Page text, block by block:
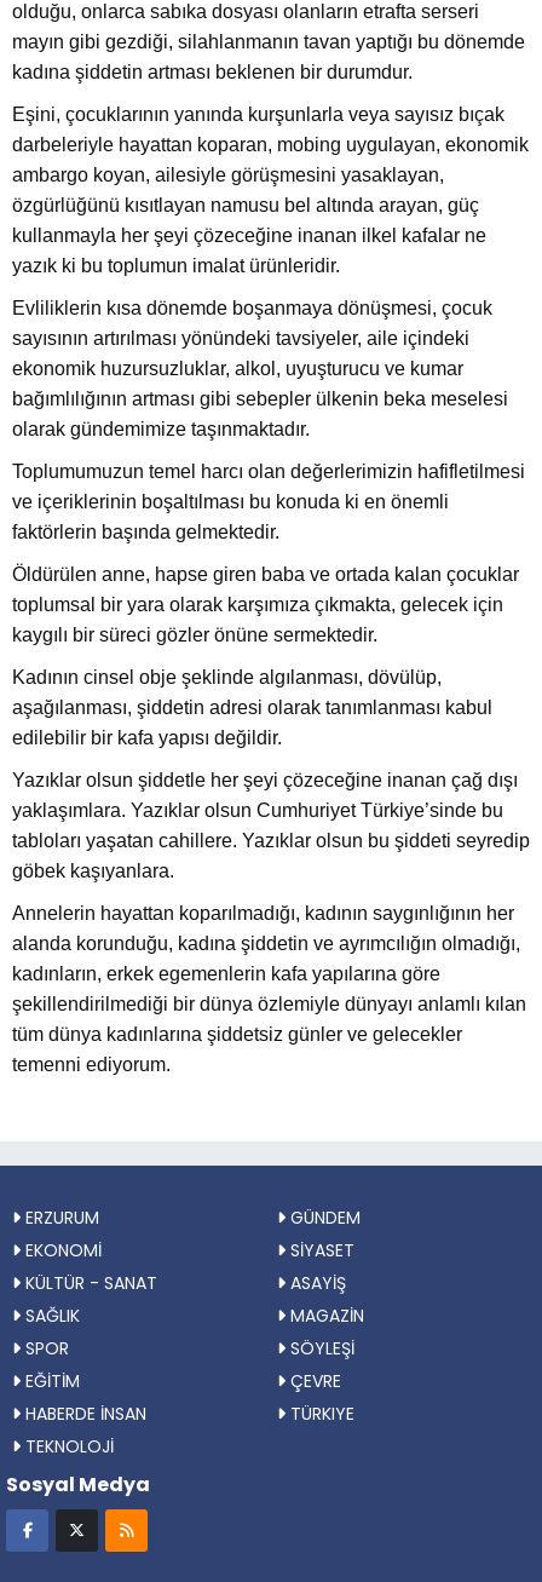
olduğu, onlarca sabıka dosyası olanların etrafta serseri
mayın gibi gezdiği, silahlanmanın tavan yaptığı bu dönemde
kadına şiddetin artması beklenen bir durumdur.
Eşini, çocuklarının yanında kurşunlarla veya sayısız bıçak
darbeleriyle hayattan koparan, mobing uygulayan, ekonomik
ambargo koyan, ailesiyle görüşmesini yasaklayan,
özgürlüğünü kısıtlayan namusu bel altında arayan, güç
kullanmayla her şeyi çözeceğine inanan ilkel kafalar ne
yazık ki bu toplumun imalat ürünleridir.
Evliliklerin kısa dönemde boşanmaya dönüşmesi, çocuk
sayısının artırılması yönündeki tavsiyeler, aile içindeki
ekonomik huzursuzluklar, alkol, uyuşturucu ve kumar
bağımlılığının artması gibi sebepler ülkenin beka meselesi
olarak gündemimize taşınmaktadır.
Toplumumuzun temel harcı olan değerlerimizin hafifletilmesi
ve içeriklerinin boşaltılması bu konuda ki en önemli
faktörlerin başında gelmektedir.
Öldürülen anne, hapse giren baba ve ortada kalan çocuklar
toplumsal bir yara olarak karşımıza çıkmakta, gelecek için
kaygılı bir süreci gözler önüne sermektedir.
Kadının cinsel obje şeklinde algılanması, dövülüp,
aşağılanması, şiddetin adresi olarak tanımlanması kabul
edilebilir bir kafa yapısı değildir.
Yazıklar olsun şiddetle her şeyi çözeceğine inanan çağ dışı
yaklaşımlara. Yazıklar olsun Cumhuriyet Türkiye’sinde bu
tabloları yaşatan cahillere. Yazıklar olsun bu şiddeti seyredip
göbek kaşıyanlara.
Annelerin hayattan koparılmadığı, kadının saygınlığının her
alanda korunduğu, kadına şiddetin ve ayrımcılığın olmadığı,
kadınların, erkek egemenlerin kafa yapılarına göre
şekillendirilmediği bir dünya özlemiyle dünyayı anlamlı kılan
tüm dünya kadınlarına şiddetsiz günler ve gelecekler
temenni ediyorum.
ERZURUM
GÜNDEM
EKONOMİ
SİYASET
KÜLTÜR - SANAT
ASAYİŞ
SAĞLIK
MAGAZİN
SPOR
SÖYLEŞİ
EĞİTİM
ÇEVRE
HABERDE İNSAN
TÜRKIYE
TEKNOLOJİ
Sosyal Medya